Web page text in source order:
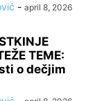
- april 8, 2026
TEME:
o dečjim